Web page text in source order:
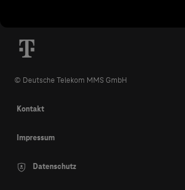
© Deutsche Telekom MMS GmbH
Kontakt
Impressum
Datenschutz